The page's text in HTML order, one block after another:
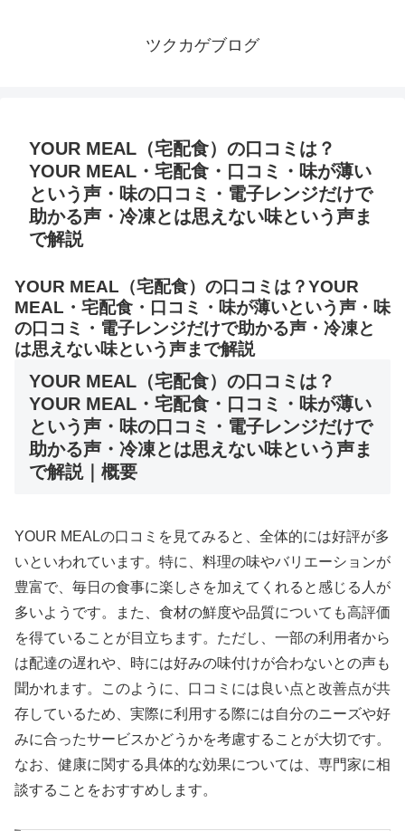
ツクカゲブログ
YOUR MEAL（宅配食）の口コミは？
YOUR MEAL・宅配食・口コミ・味が薄い
という声・味の口コミ・電子レンジだけで
助かる声・冷凍とは思えない味という声ま
で解説
YOUR MEAL（宅配食）の口コミは？YOUR
MEAL・宅配食・口コミ・味が薄いという声・味
の口コミ・電子レンジだけで助かる声・冷凍と
は思えない味という声まで解説
YOUR MEAL（宅配食）の口コミは？
YOUR MEAL・宅配食・口コミ・味が薄い
という声・味の口コミ・電子レンジだけで
助かる声・冷凍とは思えない味という声ま
で解説｜概要
YOUR MEALの口コミを見てみると、全体的には好評が多
いといわれています。特に、料理の味やバリエーションが
豊富で、毎日の食事に楽しさを加えてくれると感じる人が
多いようです。また、食材の鮮度や品質についても高評価
を得ていることが目立ちます。ただし、一部の利用者から
は配達の遅れや、時には好みの味付けが合わないとの声も
聞かれます。このように、口コミには良い点と改善点が共
存しているため、実際に利用する際には自分のニーズや好
みに合ったサービスかどうかを考慮することが大切です。
なお、健康に関する具体的な効果については、専門家に相
談することをおすすめします。